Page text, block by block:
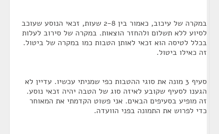
במקרה של עיכוב, כאמור בין 2-8 שעות, זכאי הנוסע שעוכב
לסיוע ללא תשלום ולהחזר הוצאות. במקרה של סירוב לעלות
בכלל לטיסה הוא זכאי לאותן הטבות כמו במקרה של ביטול.
זה כאילו ביטול.
סעיף 3 מונה את סוגי ההטבות כפי שמניתי עכשיו. עדיין לא
הגענו לסעיף שקובע לאיזה סוג של הטבה יהיה זכאי נוסע.
זה מופיע בסעיפים הבאים. אני פשוט הקדמתי את המאוחר
כדי לפרוש את התמונה בפני הוועדה.